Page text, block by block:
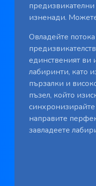
изненади. Можете
Овладейте
единственият ви
лабиринти, като
пързалки и
пъзел, който
синхронизирайте
направите
завладеете